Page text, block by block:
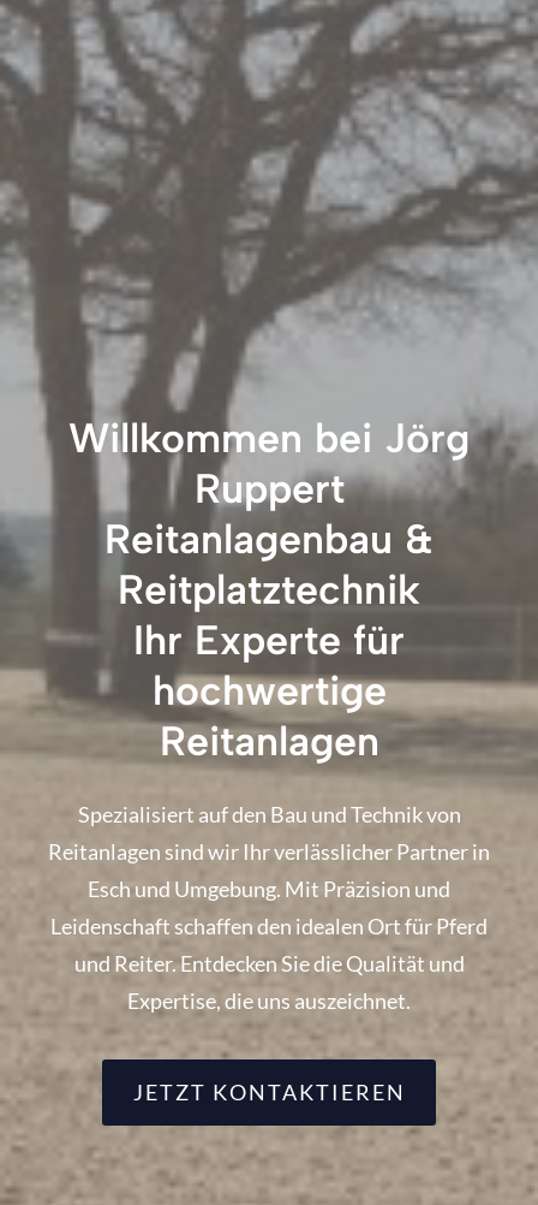
Willkommen bei Jörg
Ruppert
Reitanlagenbau &
Reitplatztechnik
Ihr Experte für
hochwertige
Reitanlagen
Spezialisiert auf den Bau und Technik von
Reitanlagen sind wir Ihr verlässlicher Partner in
Esch und Umgebung. Mit Präzision und
Leidenschaft schaffen den idealen Ort für Pferd
und Reiter. Entdecken Sie die Qualität und
Expertise, die uns auszeichnet.
JETZT KONTAKTIEREN